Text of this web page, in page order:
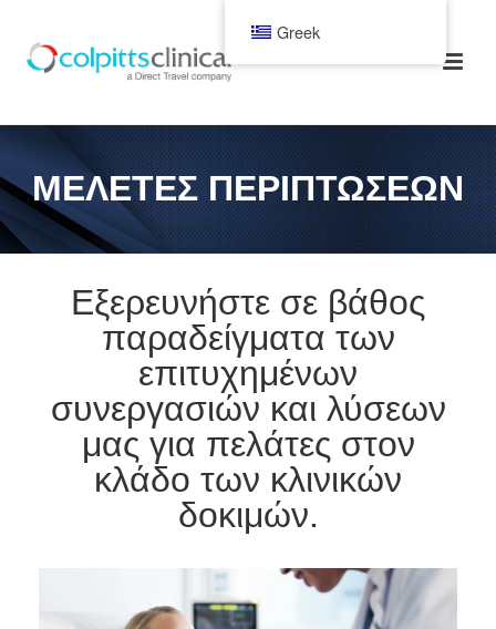
ΜΕΛΈΤΕΣ ΠΕΡΙΠΤΏΣΕΩΝ
Εξερευνήστε σε βάθος
παραδείγματα των
επιτυχημένων
συνεργασιών και λύσεων
μας για πελάτες στον
κλάδο των κλινικών
δοκιμών.
Greek